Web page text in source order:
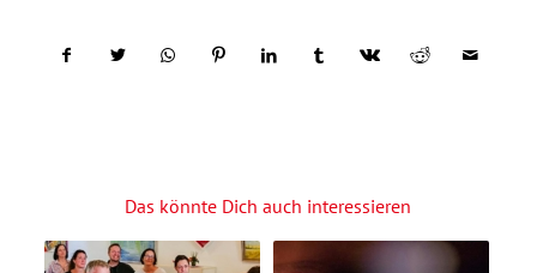
Das könnte Dich auch interessieren